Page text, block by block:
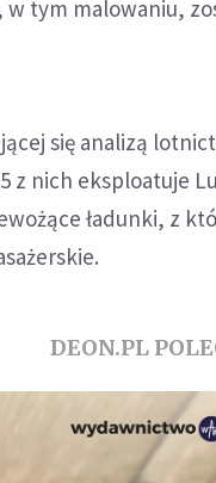
tym malowaniu,
się analizą
z nich eksploatuje
ładunki, z
DEON.PL